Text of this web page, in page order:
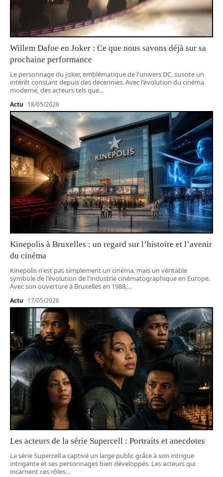
Willem Dafoe en Joker : Ce que nous savons déjà sur sa
prochaine performance
Le personnage du Joker, emblématique de l'univers DC, suscite un
intérêt constant depuis des décennies. Avec l'évolution du cinéma
moderne, des acteurs tels que…
Actu 18/05/2026
Kinepolis à Bruxelles : un regard sur l’histoire et l’avenir
du cinéma
Kinepolis n'est pas simplement un cinéma, mais un véritable
symbole de l'évolution de l'industrie cinématographique en Europe.
Avec son ouverture à Bruxelles en 1988,…
Actu 17/05/2026
Les acteurs de la série Supercell : Portraits et anecdotes
La série Supercell a captivé un large public grâce à son intrigue
intrigante et ses personnages bien développés. Les acteurs qui
incarnent ces rôles…